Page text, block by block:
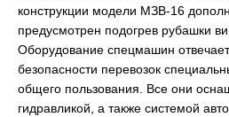
конструкции модели МЗВ-16
предусмотрен подогрев рубашки
Оборудование спецмашин
безопасности перевозок
общего пользования. Все они
гидравликой, а также системой